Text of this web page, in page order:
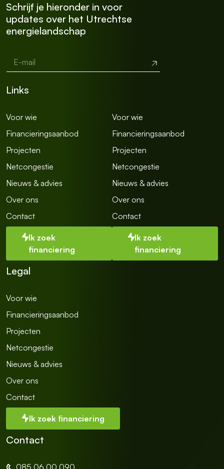
Schrijf je hieronder in voor
updates over het Utrechtse
energielandschap
a
i
t
e
k
t
r
e
g
l
-
m
Links
Voor wie
Financieringsaanbod
Projecten
Netcongestie
Nieuws & advies
Over ons
Contact
Ik zoek
financiering
Voor wie
Financieringsaanbod
Projecten
Netcongestie
Nieuws & advies
Over ons
Contact
Ik zoek
financiering
Legal
Voor wie
Financieringsaanbod
Projecten
Netcongestie
Nieuws & advies
Over ons
Contact
Ik zoek financiering
Contact